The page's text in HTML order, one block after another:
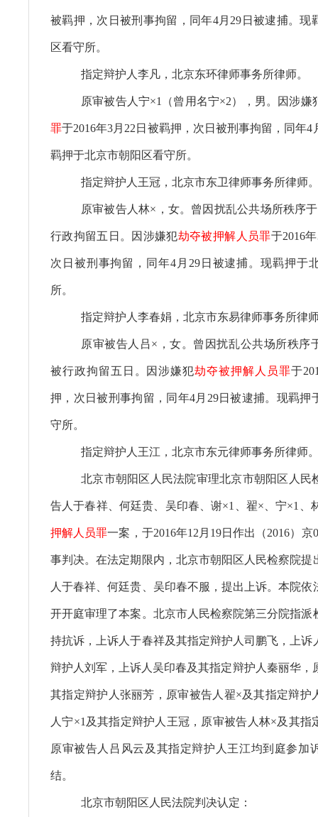
被羁押，次日被刑事拘留，同年4月29日被逮捕。现
区看守所。
指定辩护人李凡，北京东环律师事务所律师。
原审被告人宁×1（曾用名宁×2），男。因涉嫌
罪于2016年3月22日被羁押，次日被刑事拘留，同年4
羁押于北京市朝阳区看守所。
指定辩护人王冠，北京市东卫律师事务所律师
原审被告人林×，女。曾因扰乱公共场所秩序
行政拘留五日。因涉嫌犯劫夺被押解人员罪于2016
次日被刑事拘留，同年4月29日被逮捕。现羁押于
所。
指定辩护人李春娟，北京市东易律师事务所律
原审被告人吕×，女。曾因扰乱公共场所秩序
被行政拘留五日。因涉嫌犯劫夺被押解人员罪于
押，次日被刑事拘留，同年4月29日被逮捕。现羁押
守所。
指定辩护人王江，北京市东元律师事务所律师
北京市朝阳区人民法院审理北京市朝阳区人民
告人于春祥、何廷贵、吴印春、谢×1、翟×、宁×1、
押解人员罪一案，于2016年12月19日作出（2016）京
事判决。在法定期限内，北京市朝阳区人民检察院提
人于春祥、何廷贵、吴印春不服，提出上诉。本院依
开开庭审理了本案。北京市人民检察院第三分院指派
持抗诉，上诉人于春祥及其指定辩护人司鹏飞，上诉
辩护人刘军，上诉人吴印春及其指定辩护人秦丽华，
其指定辩护人张丽芳，原审被告人翟×及其指定辩护
人宁×1及其指定辩护人王冠，原审被告人林×及其指
原审被告人吕风云及其指定辩护人王江均到庭参加
结。
北京市朝阳区人民法院判决认定：